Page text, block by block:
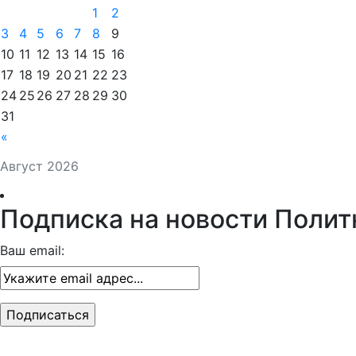
Август 2026
«
1
2
3
4 5 6 7 8
9
10 11 12 13 14 15 16
17 18 19 20 21 22 23
24 25 26 27 28 29 30
31
Подписка на новости
Ваш email: